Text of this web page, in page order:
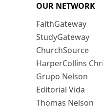
OUR NETWORK
FaithGateway
StudyGateway
ChurchSource
HarperCollins
Grupo Nelson
Editorial Vida
Thomas Nelson